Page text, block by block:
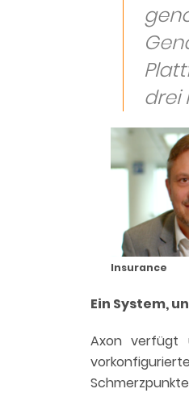
drei
Insurance
Ein System,
Axon verfügt